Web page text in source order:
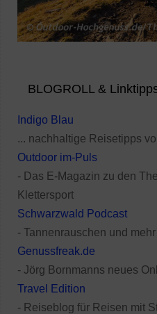
BLOGROLL &
Indigo Blau
... nachhaltige Reisetipps
Outdoor im-Puls
- Das E-Magazin zu den
Klettersport
Schwarzwald Podcast
- Tannenrauschen und
Genussfreak.de
- Jörg Bornmanns neues
Travel Edition
- Reiseblog für Reisen mit